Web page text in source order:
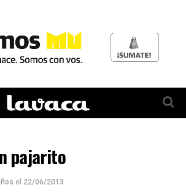
pajarito
el 22/06/2013